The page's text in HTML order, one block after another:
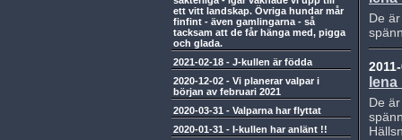
ett vitt landskap. Övriga hundar mår
finfint - även gamlingarna - så
tacksam att de får hänga med, pigga
och glada.
2021-02-18 - J-kullen är födda
2020-12-02 - Vi planerar valpar i
början av februari 2021
2020-03-31 - Valparna har flyttat
2020-01-31 - I-kullen har anlänt !!
De
De